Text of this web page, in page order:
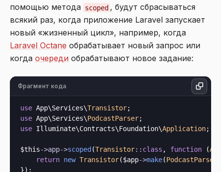
помощью метода scoped , будут сбрасываться
всякий раз, когда приложение Laravel запускает
новый «жизненный цикл», например, когда
Laravel Octane обрабатывает новый запрос или
когда очереди обрабатывают новое задание:
Фрагмент кода
use App\Services\Transistor
use App\Services\PodcastParser
use Illuminate\Contracts\Foundation\Application;
$this->app->scoped (Transistor:: class , function (
return new Transistor($app->make(PodcastParser